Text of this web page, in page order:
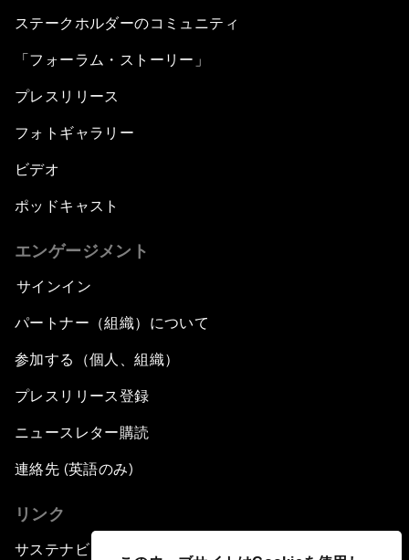
ステークホルダーのコミュニティ
「フォーラム・ストーリー」
プレスリリース
フォトギャラリー
ビデオ
ポッドキャスト
エンゲージメント
サインイン
パートナー（組織）について
参加する（個人、組織）
プレスリリース登録
ニュースレター購読
連絡先 (英語のみ)
リンク
サステナビリティへの取り組み